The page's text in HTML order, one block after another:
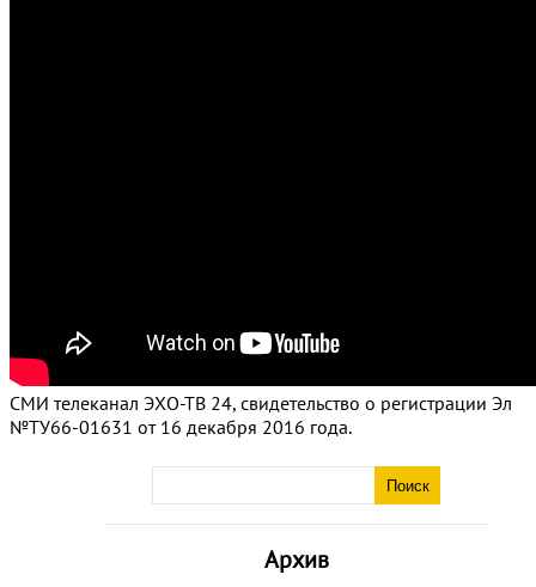
Архив
СМИ телеканал ЭХО-ТВ 24, свидетельство о регистрации Эл
№ТУ66-01631 от 16 декабря 2016 года.